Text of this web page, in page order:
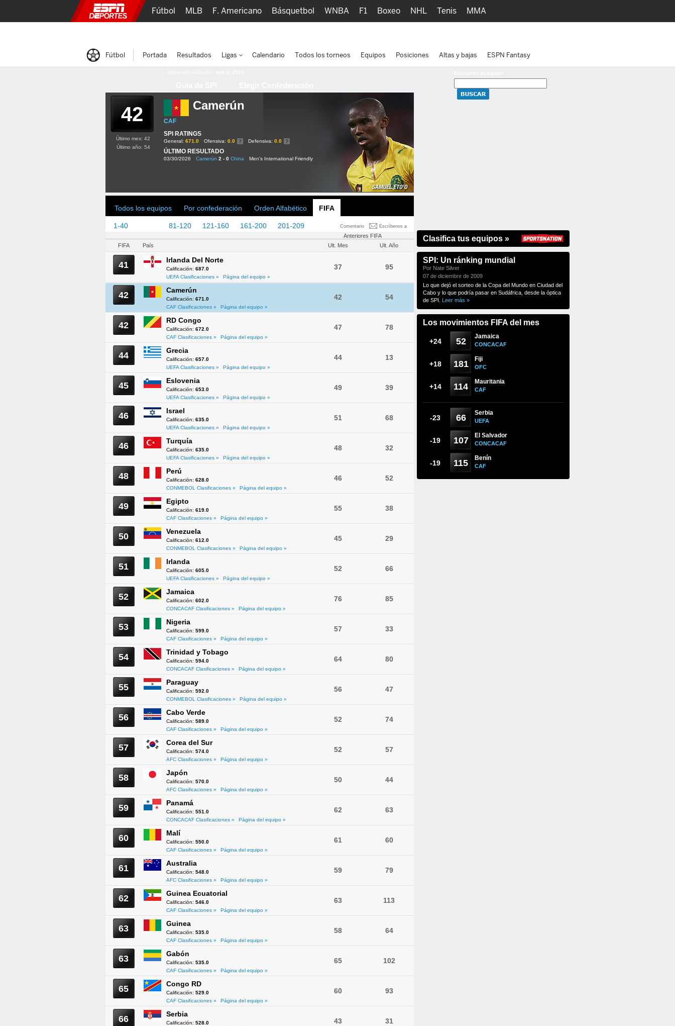
42 Camerún
CAF
SPI RATINGS
General: 671.0 Ofensiva: 0.0 Defensiva: 0.0
ÚLTIMO RESULTADO
03/30/2026 Camerún 2 - 0 China Men's International Friendly
Último mes: 42
Último año: 54
Todos los equipos Por confederación Orden Alfabético FIFA
Comentario Escríbenos a
1-40 81-120 121-160 161-200 201-209
Anteriores FIFA
FIFA
País Ult. Mes Ult. Año
41 Irlanda Del Norte
Calificación: 687.0
UEFA Clasificaciones »
Página del equipo »
37 95
42 Camerún
Calificación: 671.0
CAF Clasificaciones »
Página del equipo »
42 54
42 RD Congo
Calificación: 672.0
CAF Clasificaciones »
Página del equipo »
47 78
44 Grecia
Calificación: 657.0
UEFA Clasificaciones »
Página del equipo »
44 13
45 Eslovenia
Calificación: 653.0
UEFA Clasificaciones »
Página del equipo »
49 39
46 Israel
Calificación: 635.0
UEFA Clasificaciones »
Página del equipo »
51 68
46 Turquía
Calificación: 635.0
UEFA Clasificaciones »
Página del equipo »
48 32
48 Perú
Calificación: 628.0
CONMEBOL Clasificaciones »
Página del equipo »
46 52
49 Egipto
Calificación: 619.0
CAF Clasificaciones »
Página del equipo »
55 38
50 Venezuela
Calificación: 612.0
CONMEBOL Clasificaciones »
Página del equipo »
45 29
51 Irlanda
Calificación: 605.0
UEFA Clasificaciones »
Página del equipo »
52 66
52 Jamaica
Calificación: 602.0
CONCACAF Clasificaciones »
Página del equipo »
76 85
53 Nigeria
Calificación: 599.0
CAF Clasificaciones »
Página del equipo »
57 33
54 Trinidad y Tobago
Calificación: 594.0
CONCACAF Clasificaciones »
Página del equipo »
64 80
55 Paraguay
Calificación: 592.0
CONMEBOL Clasificaciones »
Página del equipo »
56 47
56 Cabo Verde
Calificación: 589.0
CAF Clasificaciones »
Página del equipo »
52 74
57 Corea del Sur
Calificación: 574.0
AFC Clasificaciones »
Página del equipo »
52 57
58 Japón
Calificación: 570.0
AFC Clasificaciones »
Página del equipo »
50 44
59 Panamá
Calificación: 551.0
CONCACAF Clasificaciones »
Página del equipo »
62 63
60 Malí
Calificación: 550.0
CAF Clasificaciones »
Página del equipo »
61 60
61 Australia
Calificación: 548.0
AFC Clasificaciones »
Página del equipo »
59 79
62 Guinea Ecuatorial
Calificación: 546.0
CAF Clasificaciones »
Página del equipo »
63 113
63 Guinea
Calificación: 535.0
CAF Clasificaciones »
Página del equipo »
58 64
63 Gabón
Calificación: 535.0
CAF Clasificaciones »
Página del equipo »
65 102
65 Congo RD
Calificación: 529.0
CAF Clasificaciones »
Página del equipo »
60 93
66 Serbia
Calificación: 528.0
43 31
Clasifica tus equipos »
SPI: Un ránking mundial
Por Nate Silver
07 de diciembre de 2009
Lo que dejó el sorteo de la Copa del Mundo en Ciudad del
Cabo y lo que podría pasar en Sudáfrica, desde la óptica
de SPI. Leer más »
Los movimientos FIFA del mes
+24 52 Jamaica
CONCACAF
+18 181 Fiji
OFC
+14 114 Mauritania
CAF
-23 66 Serbia
UEFA
-19 107 El Salvador
CONCACAF
-19 115 Benín
CAF
Fútbol MLB F. Americano Básquetbol WNBA F1 Boxeo NHL Tenis MMA
Fútbol Portada Resultados Ligas Calendario Todos los torneos Equipos Posiciones Altas y bajas ESPN Fantasy